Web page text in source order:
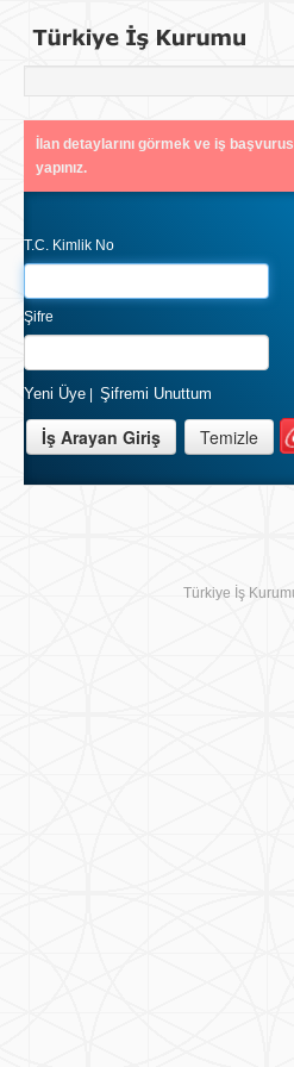
İlan detaylarını görmek ve iş
yapınız.
T.C. Kimlik No
Şifre
Yeni Üye Şifremi Unuttum
Türkiye İş